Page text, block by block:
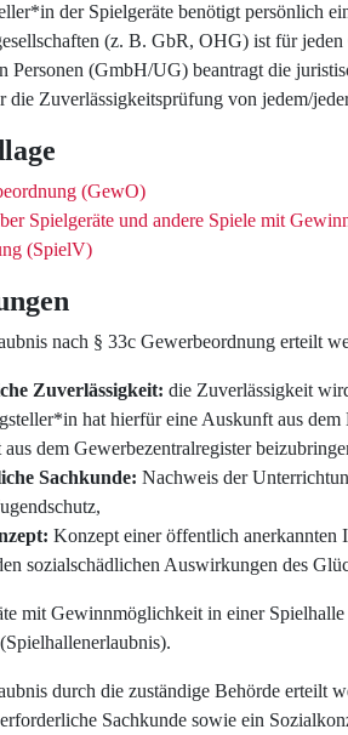
der Spielgeräte benötigt persönlich
(z. B. GbR, OHG) ist für
Personen (GmbH/UG) beantragt die
die Zuverlässigkeitsprüfung von jedem/
(GewO)
Spielgeräte und andere Spiele mit
(SpielV)
nach § 33c Gewerbeordnung erteilt
Zuverlässigkeit: die Zuverlässigkeit
hat hierfür eine Auskunft aus dem
dem Gewerbezentralregister
Sachkunde: Nachweis der
Konzept einer öffentlich anerkannten
sozialschädlichen Auswirkungen des
mit Gewinnmöglichkeit in einer
durch die zuständige Behörde erteilt
Sachkunde sowie ein